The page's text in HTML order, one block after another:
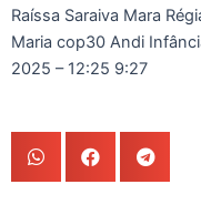
Raíssa Saraiva Mara
Maria cop30 Andi
2025 – 12:25 9:27